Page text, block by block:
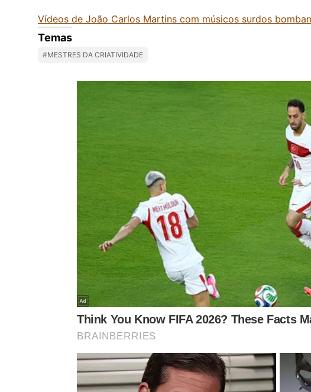
Vídeos de João Carlos Martins com músicos surdos
Temas
#MESTRES DA CRIATIVIDADE